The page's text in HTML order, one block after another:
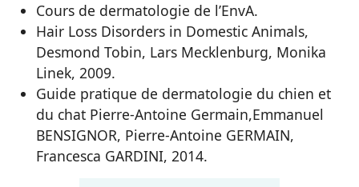
Cours de dermatologie de l’EnvA.
Hair Loss Disorders in Domestic Animals,
Desmond Tobin, Lars Mecklenburg, Monika
Linek, 2009.
Guide pratique de dermatologie du chien et
du chat Pierre-Antoine Germain,Emmanuel
BENSIGNOR, Pierre-Antoine GERMAIN,
Francesca GARDINI, 2014.